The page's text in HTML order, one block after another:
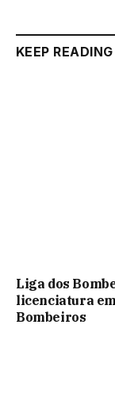
KEEP READING
Liga dos
licenciatura
Bombeiros